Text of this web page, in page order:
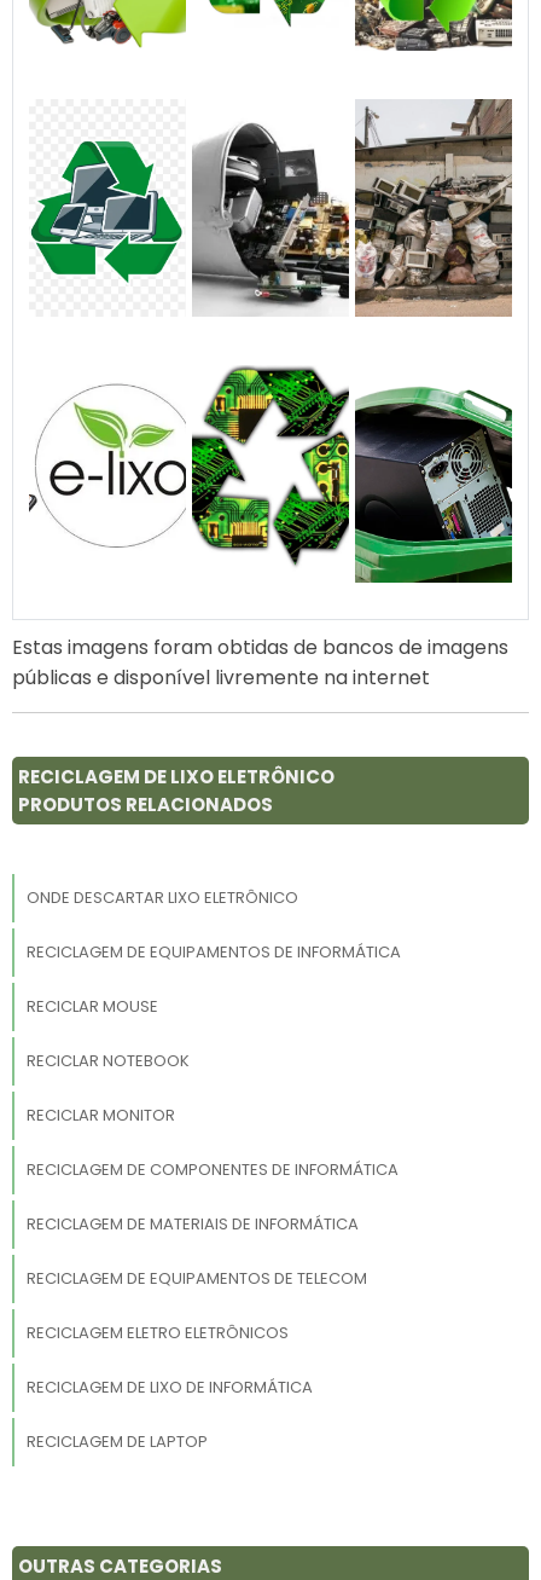
Estas imagens foram obtidas de bancos de imagens
públicas e disponível livremente na internet
RECICLAGEM DE LIXO ELETRÔNICO
PRODUTOS RELACIONADOS
ONDE DESCARTAR LIXO ELETRÔNICO
RECICLAGEM DE EQUIPAMENTOS DE INFORMÁTICA
RECICLAR MOUSE
RECICLAR NOTEBOOK
RECICLAR MONITOR
RECICLAGEM DE COMPONENTES DE INFORMÁTICA
RECICLAGEM DE MATERIAIS DE INFORMÁTICA
RECICLAGEM DE EQUIPAMENTOS DE TELECOM
RECICLAGEM ELETRO ELETRÔNICOS
RECICLAGEM DE LIXO DE INFORMÁTICA
RECICLAGEM DE LAPTOP
OUTRAS CATEGORIAS